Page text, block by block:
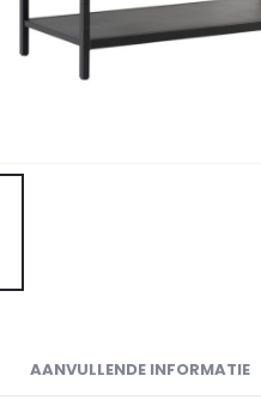
AANVULLENDE INFORMATIE